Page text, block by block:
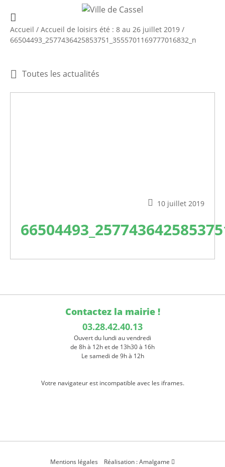
Accueil / Accueil de loisirs été : 8 au 26 juillet 2019 /
66504493_2577436425853751_3555701169777016832_n
Toutes les actualités
10 juillet 2019
Contactez la mairie !
03.28.42.40.13
Ouvert du lundi au vendredi
de 8h à 12h et de 13h30 à 16h
Le samedi de 9h à 12h
Votre navigateur est incompatible avec les iframes.
Mentions légales Réalisation : Amalgame